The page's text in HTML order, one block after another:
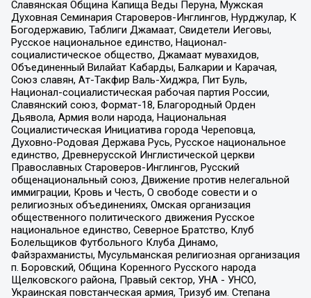
Славянская Община Капища Веды Перуна, Мужская
Духовная Семинария Староверов-Инглингов, Нурджулар, К
Богодержавию, Таблиги Джамаат, Свидетели Иеговы,
Русское национальное единство, Национал-
социалистическое общество, Джамаат мувахидов,
Объединенный Вилайат Кабарды, Балкарии и Карачая,
Союз славян, Ат-Такфир Валь-Хиджра, Пит Буль,
Национал-социалистическая рабочая партия России,
Славянский союз, Формат-18, Благородный Орден
Дьявола, Армия воли народа, Национальная
Социалистическая Инициатива города Череповца,
Духовно-Родовая Держава Русь, Русское национальное
единство, Древнерусской Инглистической церкви
Православных Староверов-Инглингов, Русский
общенациональный союз, Движение против нелегальной
иммиграции, Кровь и Честь, О свободе совести и о
религиозных объединениях, Омская организация
общественного политического движения Русское
национальное единство, Северное Братство, Клуб
Болельщиков Футбольного Клуба Динамо,
Файзрахманисты, Мусульманская религиозная организация
п. Боровский, Община Коренного Русского народа
Щелковского района, Правый сектор, УНА - УНСО,
Украинская повстанческая армия, Тризуб им. Степана